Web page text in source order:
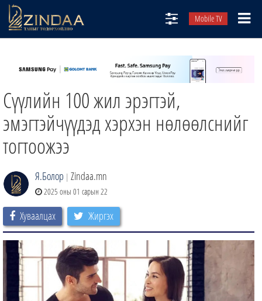
Mobile TV
ТВ8
ӨГЛӨӨНИЙ СОНИН
АУДИО ЗОХИОЛ
Сүүлийн 100 жил эрэгтэй,
эмэгтэйчүүдэд хэрхэн нөлөөлснийг
тогтоожээ
Я.Болор | Zindaa.mn
2025 оны 01 сарын 22
Хуваалцах Жиргэх